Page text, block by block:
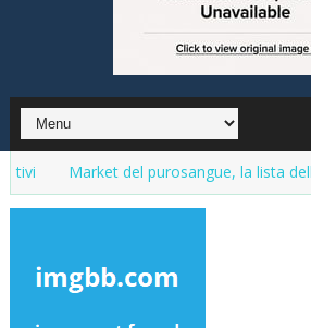
Market del purosangue, la lista delle